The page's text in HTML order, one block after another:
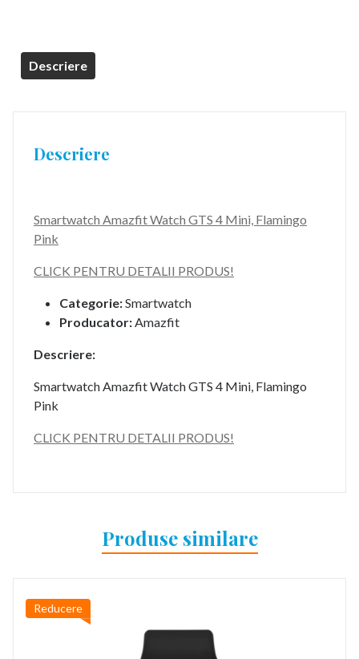
Descriere
Descriere
Smartwatch Amazfit Watch GTS 4 Mini, Flamingo
Pink
CLICK PENTRU DETALII PRODUS!
Categorie:Smartwatch
Producator:Amazfit
Descriere:
Smartwatch Amazfit Watch GTS 4 Mini, Flamingo
Pink
CLICK PENTRU DETALII PRODUS!
Produse similare
Reducere